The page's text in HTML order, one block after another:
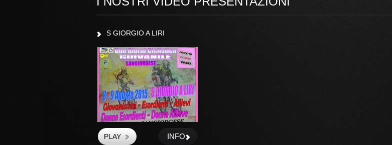
S GIORGIO A LIRI
INFO